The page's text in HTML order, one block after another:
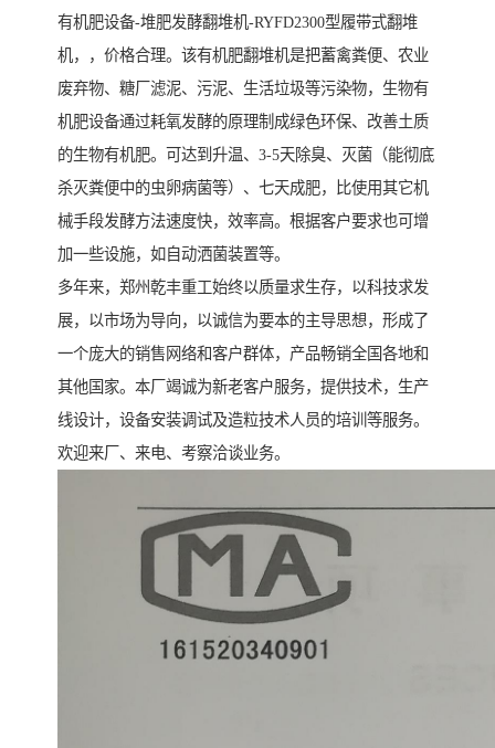
有机肥设备-堆肥发酵翻堆机-RYFD2300型履带式翻堆
机，，价格合理。该有机肥翻堆机是把蓄禽粪便、农业
废弃物、糖厂滤泥、污泥、生活垃圾等污染物，生物有
机肥设备通过耗氧发酵的原理制成绿色环保、改善土质
的生物有机肥。可达到升温、3-5天除臭、灭菌（能彻底
杀灭粪便中的虫卵病菌等）、七天成肥，比使用其它机
械手段发酵方法速度快，效率高。根据客户要求也可增
加一些设施，如自动洒菌装置等。
多年来，郑州乾丰重工始终以质量求生存，以科技求发
展，以市场为导向，以诚信为要本的主导思想，形成了
一个庞大的销售网络和客户群体，产品畅销全国各地和
其他国家。本厂竭诚为新老客户服务，提供技术，生产
线设计，设备安装调试及造粒技术人员的培训等服务。
欢迎来厂、来电、考察洽谈业务。